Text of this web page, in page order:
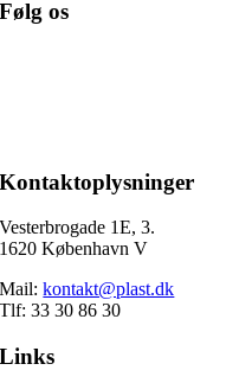
Følg os
Kontaktoplysninger
Vesterbrogade 1E, 3.
1620 København V
Mail:kontakt@plast.dk
Tlf: 33 30 86 30
Links